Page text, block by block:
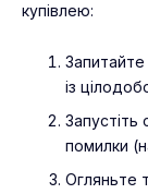
купівлею:
із
Запустіть
помилки
Огляньте